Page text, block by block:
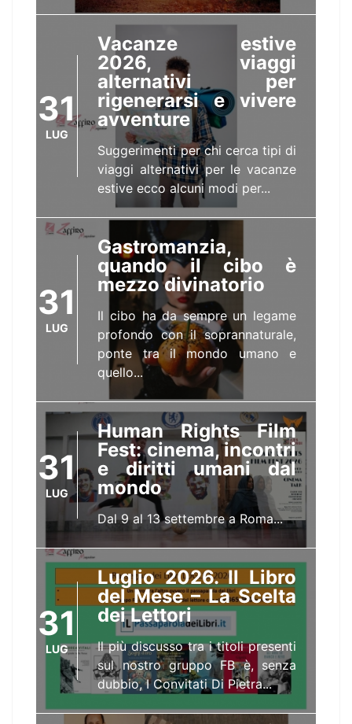
31
LUG
Vacanze estive
2026, viaggi
alternativi per
rigenerarsi e vivere
avventure
Suggerimenti per chi cerca tipi di
viaggi alternativi per le vacanze
estive ecco alcuni modi per...
31
LUG
Gastromanzia,
quando il cibo è
mezzo divinatorio
Il cibo ha da sempre un legame
profondo con il soprannaturale,
ponte tra il mondo umano e
quello...
31
LUG
Human Rights Film
Fest: cinema, incontri
e diritti umani dal
mondo
Dal 9 al 13 settembre a Roma...
31
LUG
Luglio 2026. Il Libro
del Mese – La Scelta
dei Lettori
Il più discusso tra i titoli presenti
sul nostro gruppo FB è, senza
dubbio, I Convitati Di Pietra...